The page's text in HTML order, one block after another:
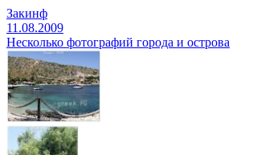
Закинф
11.08.2009
Несколько фотографий города и острова